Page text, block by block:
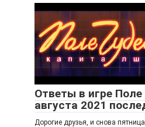
Ответы в игре Поле
августа 2021
Дорогие друзья, и снова